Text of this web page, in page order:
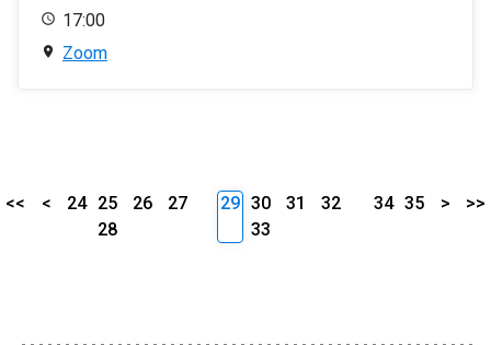
17:00
Zoom
<< < 24 25 26
27
28
29 30 31
32
33
34 35 > >>